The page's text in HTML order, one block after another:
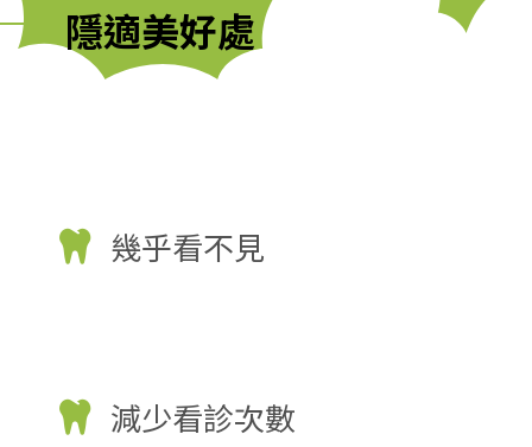
隱適美好處
幾乎看不見
減少看診次數